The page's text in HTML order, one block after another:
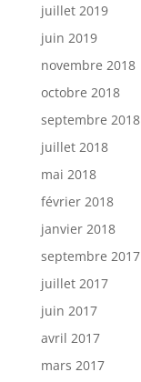
juillet 2019
juin 2019
novembre 2018
octobre 2018
septembre 2018
juillet 2018
mai 2018
février 2018
janvier 2018
septembre 2017
juillet 2017
juin 2017
avril 2017
mars 2017